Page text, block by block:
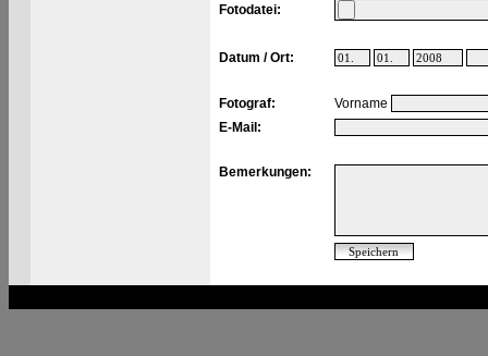
Fotodatei:
Datum / Ort:
Fotograf:
Vorname
E-Mail:
Bemerkungen: